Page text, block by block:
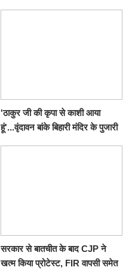
'ठाकुर जी की कृपा से काशी आया
हूं'...वृंदावन बांके बिहारी मंदिर के पुजारी
सरकार से बातचीत के बाद CJP ने
खत्म किया प्रोटेस्ट, FIR वापसी समेत